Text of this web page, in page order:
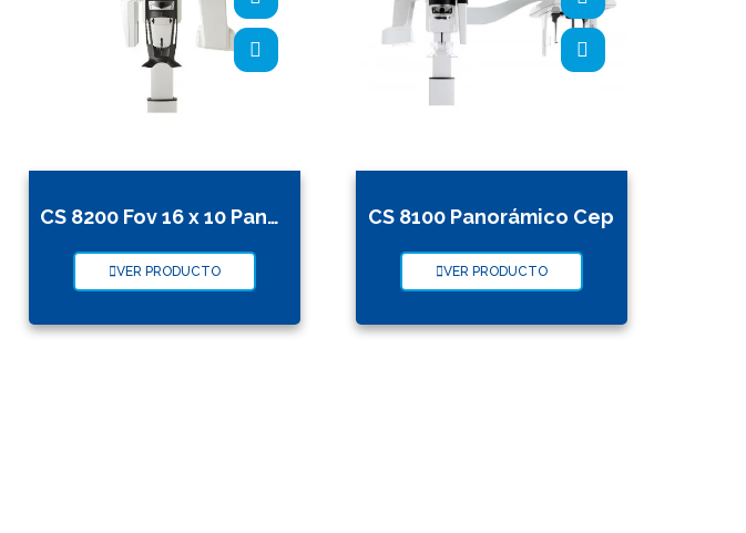
CS 8200 Fov 16 x 10 Panorámico Tomógrafo
VER PRODUCTO
CS 8100 Panorámico Cep
VER PRODUCTO